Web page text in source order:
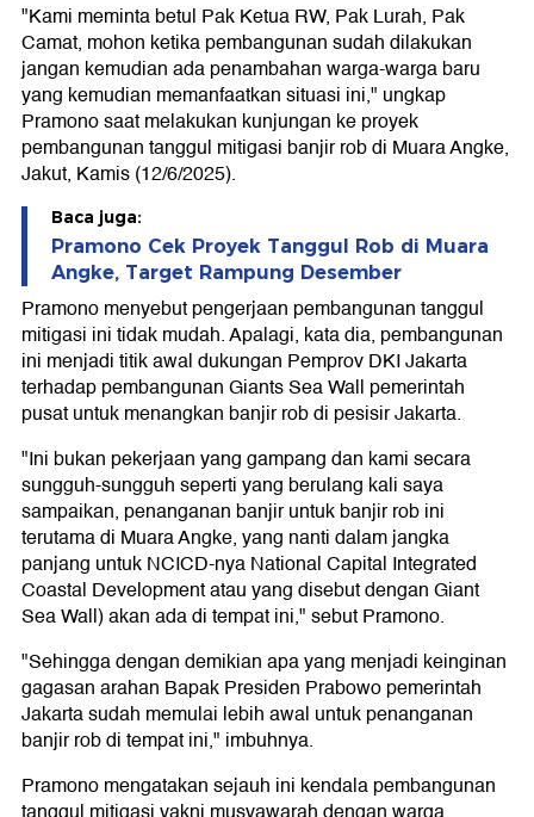
"Kami meminta betul Pak Ketua RW, Pak Lurah, Pak
Camat, mohon ketika pembangunan sudah dilakukan
jangan kemudian ada penambahan warga-warga baru
yang kemudian memanfaatkan situasi ini," ungkap
Pramono saat melakukan kunjungan ke proyek
pembangunan tanggul mitigasi banjir rob di Muara Angke,
Jakut, Kamis (12/6/2025).
Baca juga:
Pramono Cek Proyek Tanggul Rob di Muara
Angke, Target Rampung Desember
Pramono menyebut pengerjaan pembangunan tanggul
mitigasi ini tidak mudah. Apalagi, kata dia, pembangunan
ini menjadi titik awal dukungan Pemprov DKI Jakarta
terhadap pembangunan Giants Sea Wall pemerintah
pusat untuk menangkan banjir rob di pesisir Jakarta.
"Ini bukan pekerjaan yang gampang dan kami secara
sungguh-sungguh seperti yang berulang kali saya
sampaikan, penanganan banjir untuk banjir rob ini
terutama di Muara Angke, yang nanti dalam jangka
panjang untuk NCICD-nya National Capital Integrated
Coastal Development atau yang disebut dengan Giant
Sea Wall) akan ada di tempat ini," sebut Pramono.
"Sehingga dengan demikian apa yang menjadi keinginan
gagasan arahan Bapak Presiden Prabowo pemerintah
Jakarta sudah memulai lebih awal untuk penanganan
banjir rob di tempat ini," imbuhnya.
Pramono mengatakan sejauh ini kendala pembangunan